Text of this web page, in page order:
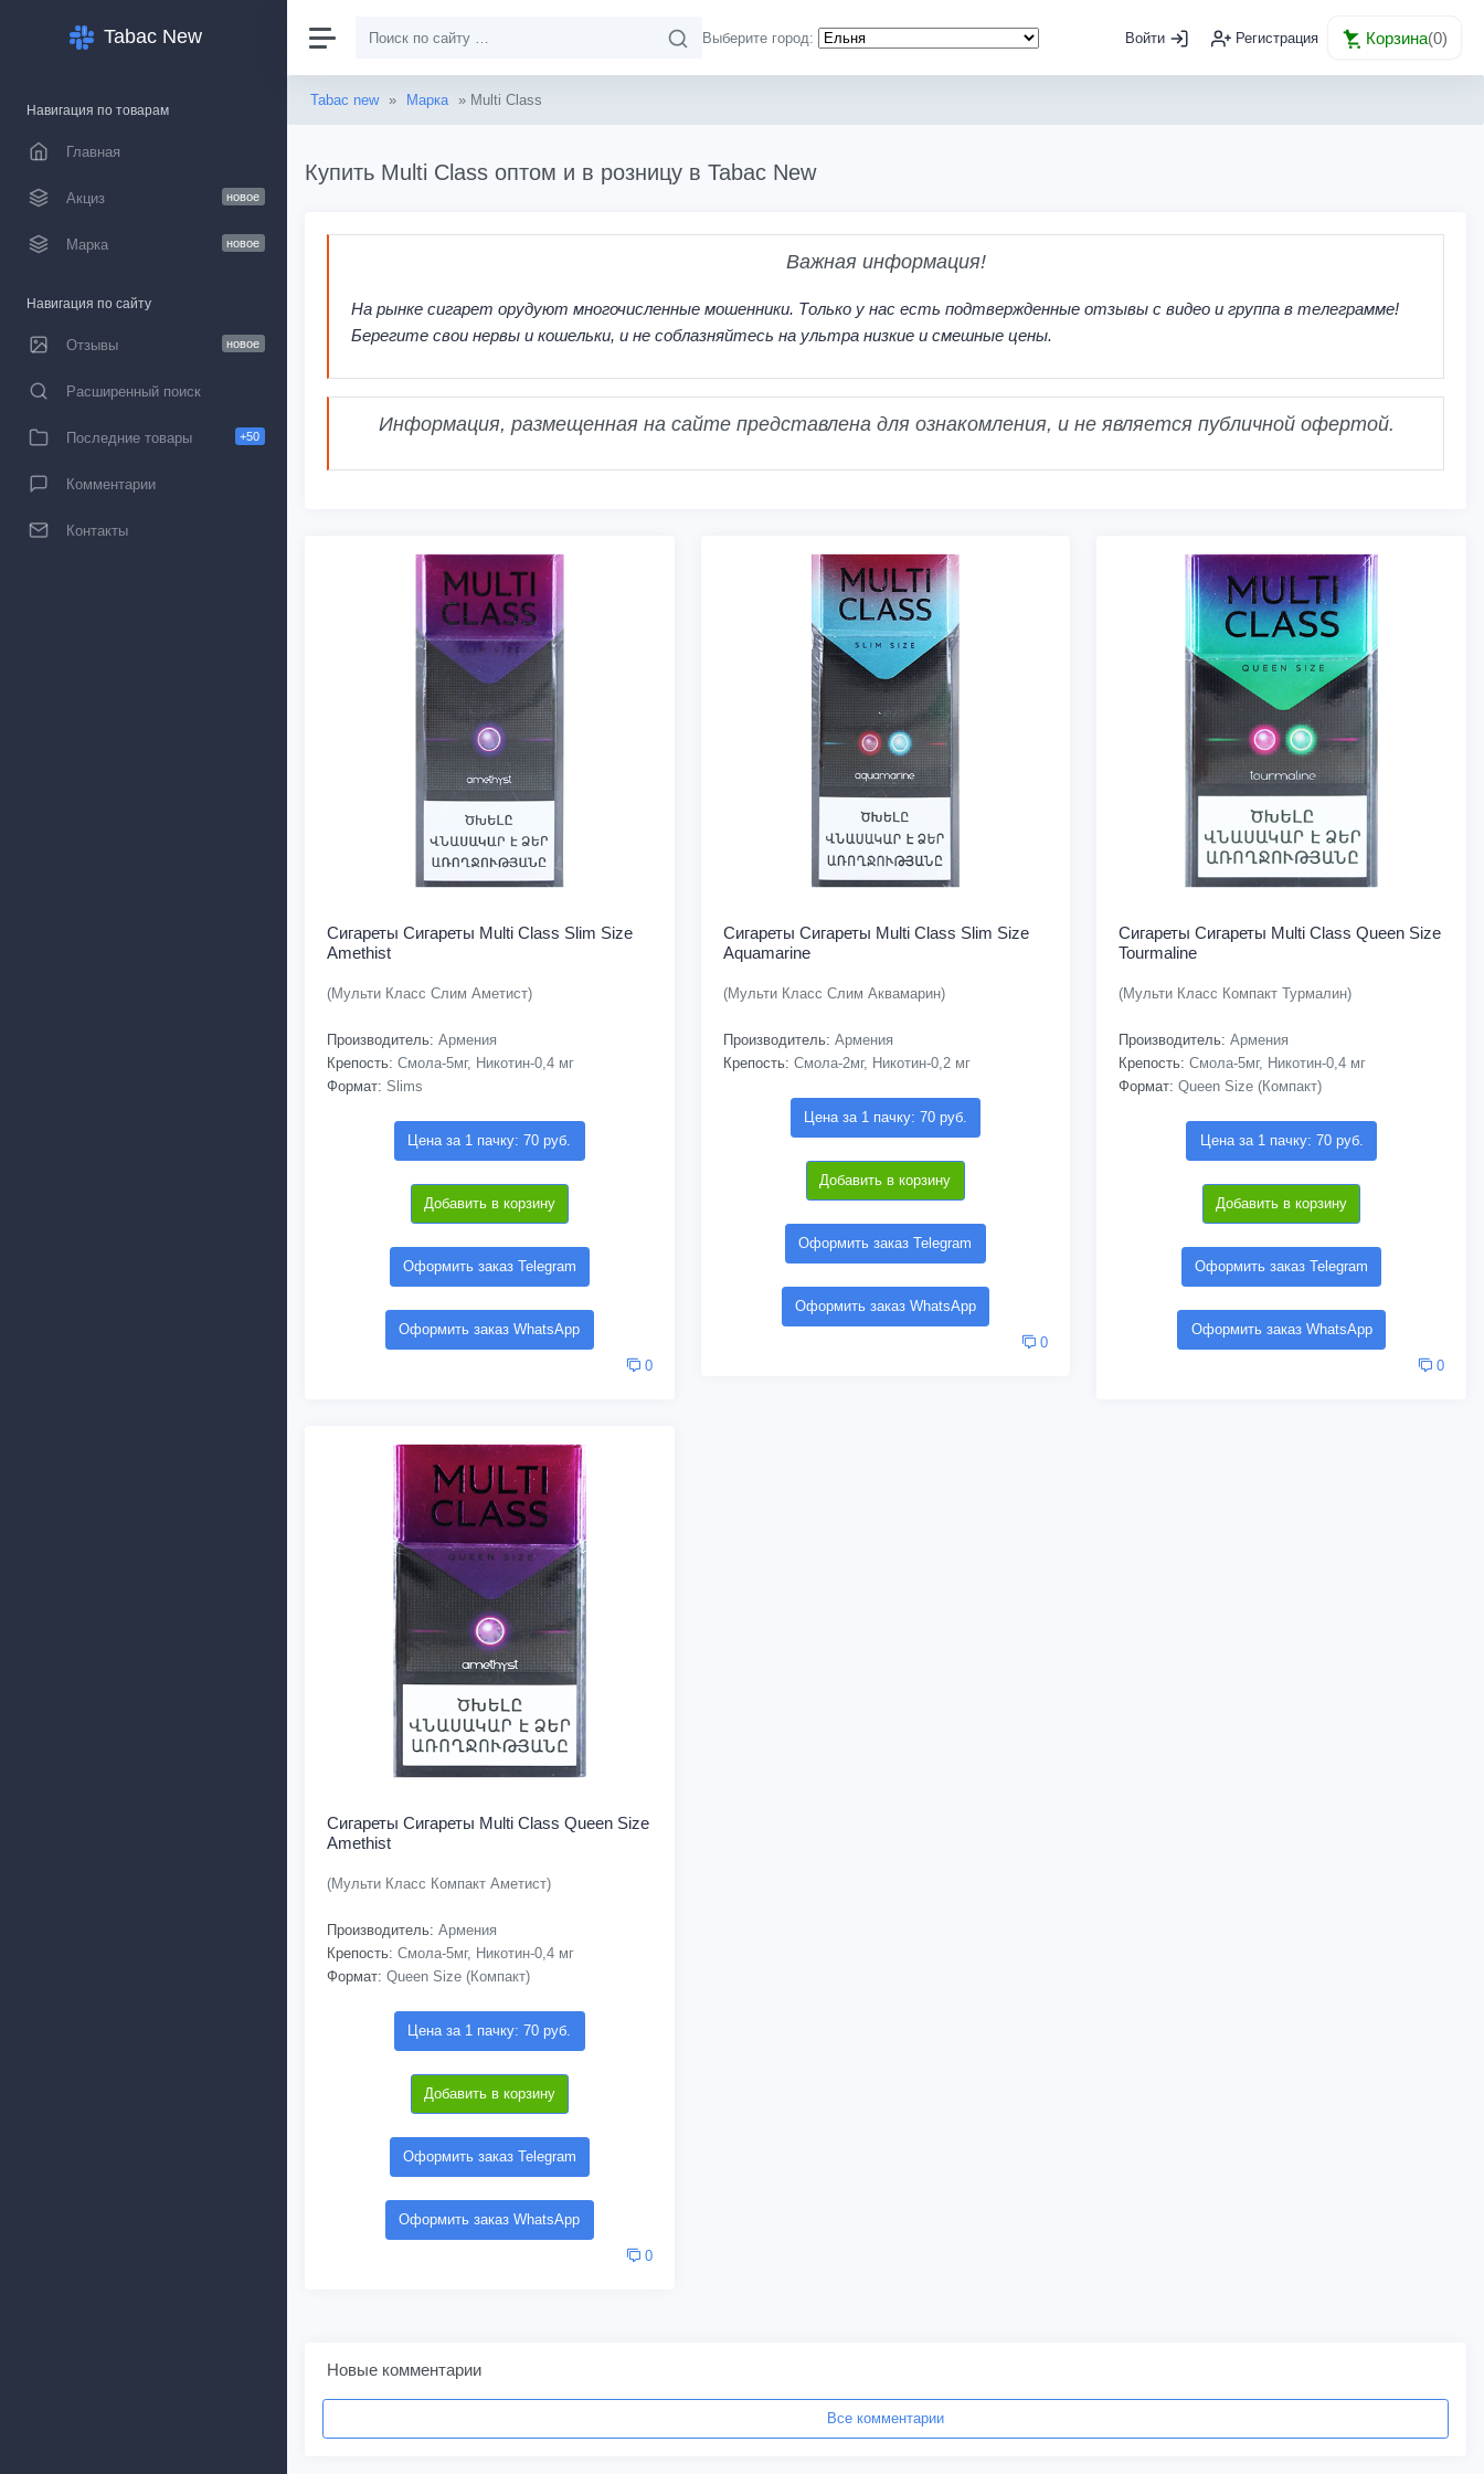
Tabac New
Навигация по товарам
Главная
Акциз новое
Марка новое
Навигация по сайту
Отзывы новое
Расширенный поиск
Последние товары +50
Комментарии
Контакты
Выберите город: Войти Регистрация Корзина(0)
Tabac new » Марка » Multi Class
Купить Multi Class оптом и в розницу в Tabac New
Важная информация!
На рынке сигарет орудуют многочисленные мошенники. Только у нас есть подтвержденные отзывы с видео и группа в телеграмме!
Берегите свои нервы и кошельки, и не соблазняйтесь на ультра низкие и смешные цены.
Информация, размещенная на сайте представлена для ознакомления, и не является публичной офертой.
Сигареты Cигареты Multi Class Slim Size
Amethist
(Мульти Класс Слим Аметист)
Производитель: Армения
Крепость: Смола-5мг, Никотин-0,4 мг
Формат: Slims
Цена за 1 пачку: 70 руб.
Добавить в корзину
Оформить заказ Telegram
Оформить заказ WhatsApp
0
Сигареты Cигареты Multi Class Slim Size
Aquamarine
(Мульти Класс Слим Аквамарин)
Производитель: Армения
Крепость: Смола-2мг, Никотин-0,2 мг
Цена за 1 пачку: 70 руб.
Добавить в корзину
Оформить заказ Telegram
Оформить заказ WhatsApp
0
Сигареты Cигареты Multi Class Queen Size
Tourmaline
(Мульти Класс Компакт Турмалин)
Производитель: Армения
Крепость: Смола-5мг, Никотин-0,4 мг
Формат: Queen Size (Компакт)
Цена за 1 пачку: 70 руб.
Добавить в корзину
Оформить заказ Telegram
Оформить заказ WhatsApp
0
Сигареты Cигареты Multi Class Queen Size
Amethist
(Мульти Класс Компакт Аметист)
Производитель: Армения
Крепость: Смола-5мг, Никотин-0,4 мг
Формат: Queen Size (Компакт)
Цена за 1 пачку: 70 руб.
Добавить в корзину
Оформить заказ Telegram
Оформить заказ WhatsApp
0
Новые комментарии
Все комментарии